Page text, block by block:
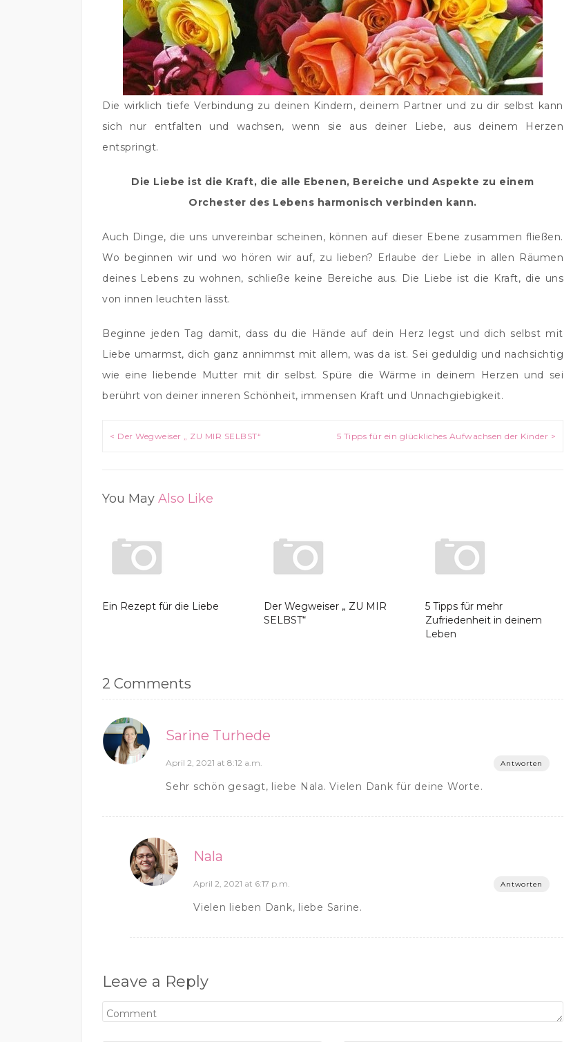
Die wirklich tiefe Verbindung zu deinen Kindern, deinem Partner und zu dir selbst kann
sich nur entfalten und wachsen, wenn sie aus deiner Liebe, aus deinem Herzen
entspringt.
Die Liebe ist die Kraft, die alle Ebenen, Bereiche und Aspekte zu einem
Orchester des Lebens harmonisch verbinden kann.
Auch Dinge, die uns unvereinbar scheinen, können auf dieser Ebene zusammen fließen.
Wo beginnen wir und wo hören wir auf, zu lieben? Erlaube der Liebe in allen Räumen
deines Lebens zu wohnen, schließe keine Bereiche aus. Die Liebe ist die Kraft, die uns
von innen leuchten lässt.
Beginne jeden Tag damit, dass du die Hände auf dein Herz legst und dich selbst mit
Liebe umarmst, dich ganz annimmst mit allem, was da ist. Sei geduldig und nachsichtig
wie eine liebende Mutter mit dir selbst. Spüre die Wärme in deinem Herzen und sei
berührt von deiner inneren Schönheit, immensen Kraft und Unnachgiebigkeit.
Beitragsnavigation
< Der Wegweiser „ ZU MIR SELBST“ 5 Tipps für ein glückliches Aufwachsen der Kinder >
You May Also Like
Ein Rezept für die Liebe
Der Wegweiser „ ZU MIR
SELBST“
5 Tipps für mehr
Zufriedenheit in deinem
Leben
2 Comments
Sarine Turhede
April 2, 2021 at 8:12 a.m. Antworten
Sehr schön gesagt, liebe Nala. Vielen Dank für deine Worte.
Nala
April 2, 2021 at 6:17 p.m. Antworten
Vielen lieben Dank, liebe Sarine.
Leave a Reply